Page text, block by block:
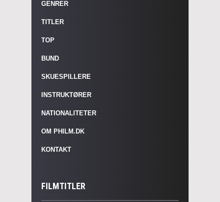
GENRER
TITLER
TOP
BUND
SKUESPILLERE
INSTRUKTØRER
NATIONALITETER
OM PHILM.DK
KONTAKT
FILMTITLER